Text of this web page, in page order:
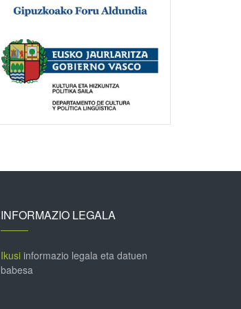
INFORMAZIO LEGALA
Ikusiinformazio legala eta datuen
babesa